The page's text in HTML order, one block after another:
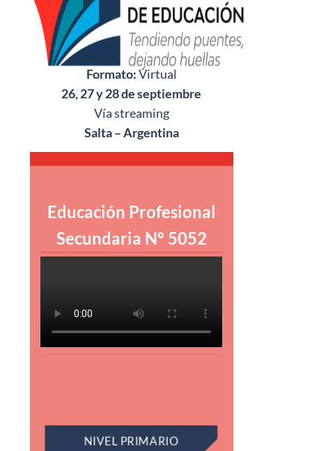
Formato:Virtual
26, 27 y 28 de septiembre
Vía streaming
Salta – Argentina
Educación Profesional
Secundaria N° 5052
NIVEL PRIMARIO